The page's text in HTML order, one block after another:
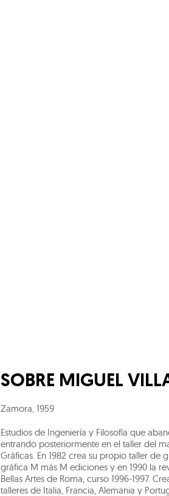
SOBRE MIGUEL
Zamora, 1959
Estudios de Ingeniería y Filosofía que
entrando posteriormente en el taller del
Gráficas. En 1982 crea su propio taller de
gráfica M más M ediciones y en 1990 la
Bellas Artes de Roma, curso 1996-1997.
talleres de Italia, Francia, Alemania y